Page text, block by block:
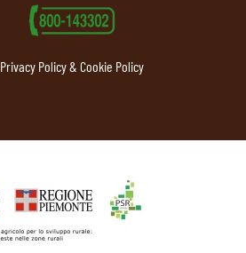
Privacy Policy & Cookie Policy